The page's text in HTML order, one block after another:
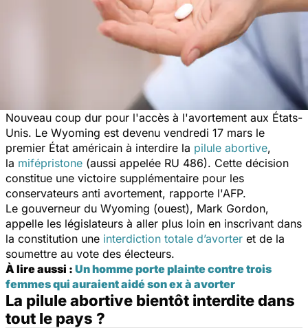
Nouveau coup dur pour l'accès à l'avortement aux États-
Unis. Le Wyoming est devenu vendredi 17 mars le
premier État américain à interdire la pilule abortive,
la mifépristone (aussi appelée RU 486). Cette décision
constitue une victoire supplémentaire pour les
conservateurs anti avortement, rapporte l'AFP.
Le gouverneur du Wyoming (ouest), Mark Gordon,
appelle les législateurs à aller plus loin en inscrivant dans
la constitution une interdiction totale d’avorter et de la
soumettre au vote des électeurs.
À lire aussi : Un homme porte plainte contre trois
femmes qui auraient aidé son ex à avorter
La pilule abortive bientôt interdite dans
tout le pays ?